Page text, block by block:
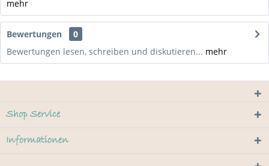
mehr
Bewertungen
0
Bewertungen lesen, schreiben und diskutieren... mehr
Shop Service
Informationen